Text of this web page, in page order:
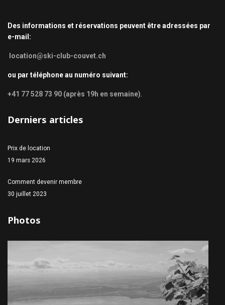
Des informations et réservations peuvent être adressées par
e-mail:
location@ski-club-couvet.ch
ou par téléphone au numéro suivant:
+41 77 528 73 90 (après 19h en semaine)
Derniers articles
Prix de location
19 mars 2026
Comment devenir membre
30 juillet 2023
Photos